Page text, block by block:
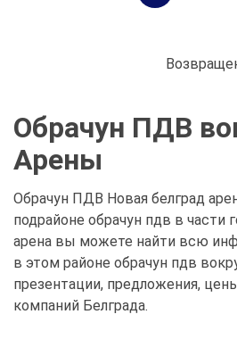
Обрачун ПДВ
Арены
Обрачун ПДВ Новая белград
подрайоне обрачун пдв в части
арена вы можете найти всю
в этом районе обрачун пдв
презентации, предложения,
компаний Белграда.